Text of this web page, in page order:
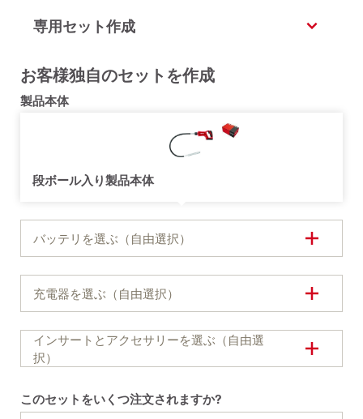
専用セット作成
お客様独自のセットを作成
製品本体
段ボール入り製品本体
バッテリを選ぶ（自由選択）
充電器を選ぶ（自由選択）
インサートとアクセサリーを選ぶ（自由選
択）
このセットをいくつ注文されますか?